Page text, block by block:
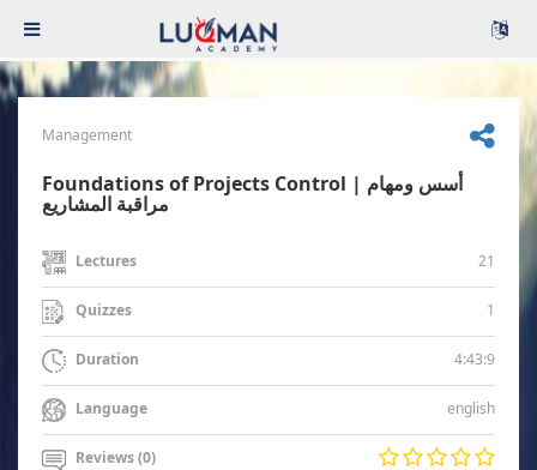
Management
Foundations of Projects Control | أسس ومهام
مراقبة المشاريع
Lectures 21
Quizzes 1
Duration 4:43:9
Language english
Reviews (0)